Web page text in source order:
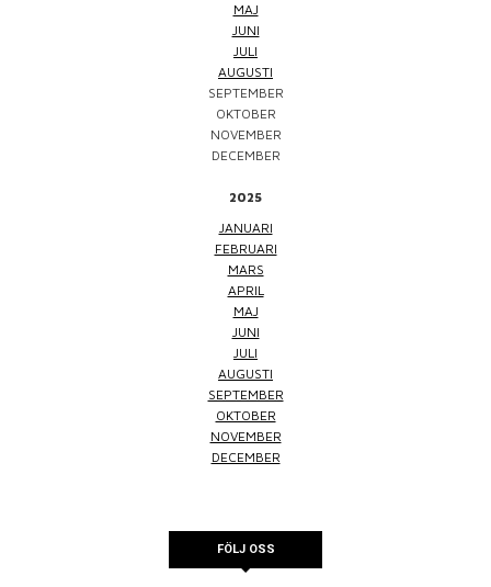
MAJ
JUNI
JULI
AUGUSTI
SEPTEMBER
OKTOBER
NOVEMBER
DECEMBER
2025
JANUARI
FEBRUARI
MARS
APRIL
MAJ
JUNI
JULI
AUGUSTI
SEPTEMBER
OKTOBER
NOVEMBER
DECEMBER
FÖLJ OSS